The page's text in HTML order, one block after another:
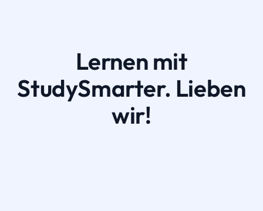
Lernen mit
StudySmarter. Lieben
wir!